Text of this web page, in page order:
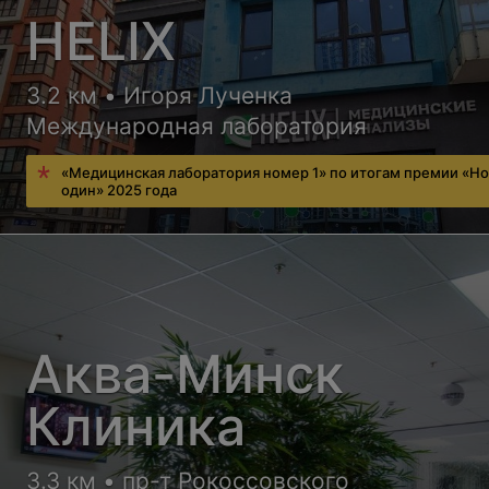
HELIX
3.2 км • Игоря Лученка
Международная лаборатория
«Медицинская лаборатория номер 1» по итогам премии
один» 2025 года
Аква-Минск
Клиника
3.3 км • пр-т Рокоссовского